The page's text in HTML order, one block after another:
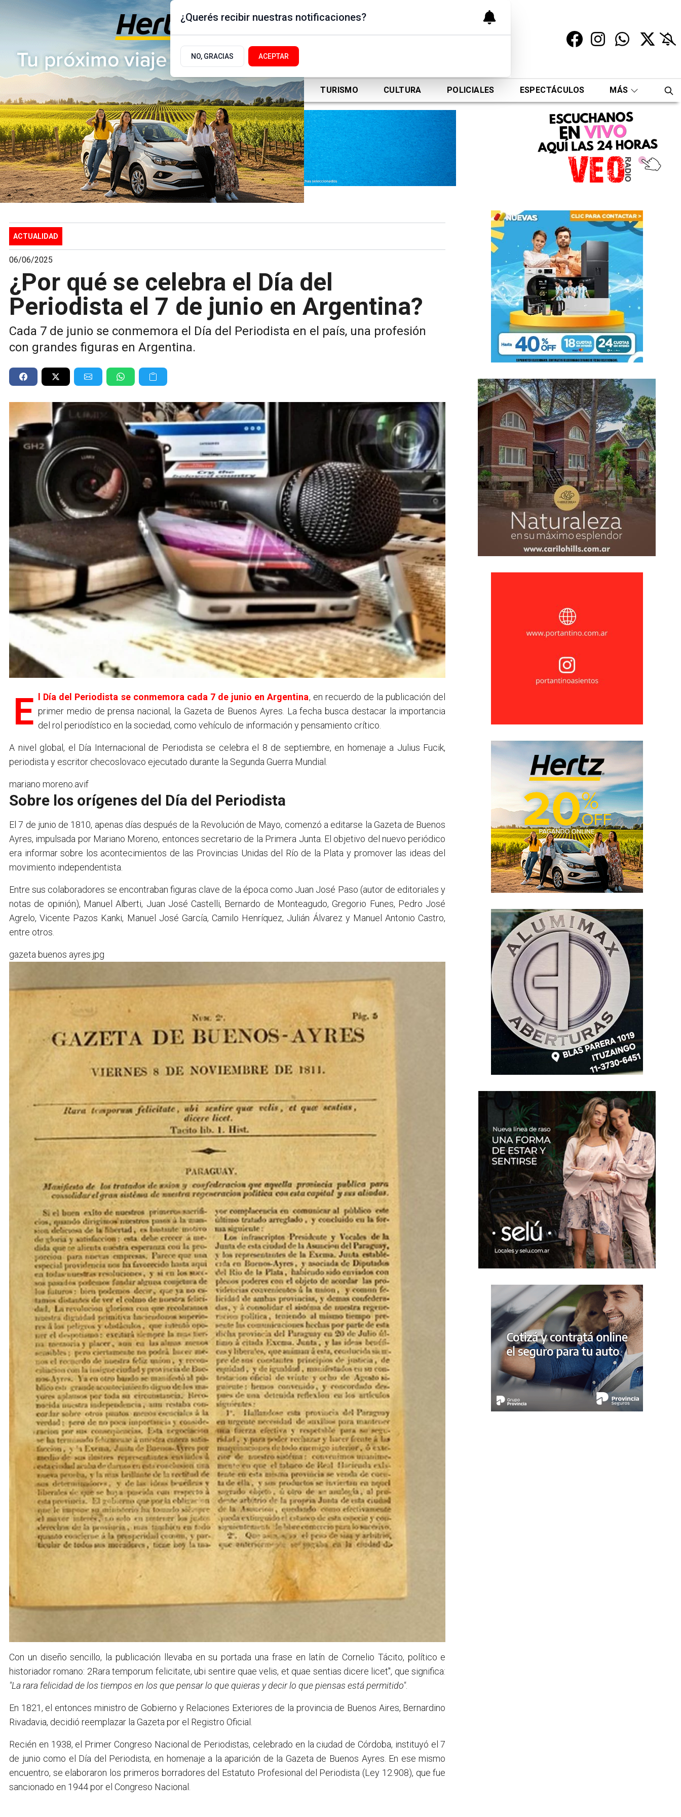
Viernes 7 de Agosto
de 2026
17.9ºc | Buenos Aires, AR
ACTUALIDAD POLÍTICA DEPORTES TURISMO CULTURA POLICIALES ESPECTÁCULOS MÁS
ACTUALIDAD
06/06/2025
¿Por qué se celebra el Día del
Periodista el 7 de junio en Argentina?
Cada 7 de junio se conmemora el Día del Periodista en el país, una profesión
con grandes figuras en Argentina.
El Día del Periodista se conmemora cada 7 de junio en Argentina, en recuerdo de la publicación del
primer medio de prensa nacional, la Gazeta de Buenos Ayres. La fecha busca destacar la importancia
del rol periodístico en la sociedad, como vehículo de información y pensamiento crítico.
A nivel global, el Día Internacional de Periodista se celebra el 8 de septiembre, en homenaje a Julius Fucik,
periodista y escritor checoslovaco ejecutado durante la Segunda Guerra Mundial.
mariano moreno.avif
Sobre los orígenes del Día del Periodista
El 7 de junio de 1810, apenas días después de la Revolución de Mayo, comenzó a editarse la Gazeta de Buenos
Ayres, impulsada por Mariano Moreno, entonces secretario de la Primera Junta. El objetivo del nuevo periódico
era informar sobre los acontecimientos de las Provincias Unidas del Río de la Plata y promover las ideas del
movimiento independentista.
Entre sus colaboradores se encontraban figuras clave de la época como Juan José Paso (autor de editoriales y
notas de opinión), Manuel Alberti, Juan José Castelli, Bernardo de Monteagudo, Gregorio Funes, Pedro José
Agrelo, Vicente Pazos Kanki, Manuel José García, Camilo Henríquez, Julián Álvarez y Manuel Antonio Castro,
entre otros.
gazeta buenos ayres.jpg
Con un diseño sencillo, la publicación llevaba en su portada una frase en latín de Cornelio Tácito, político e
historiador romano: 2Rara temporum felicitate, ubi sentire quae velis, et quae sentias dicere licet", que significa:
"La rara felicidad de los tiempos en los que pensar lo que quieras y decir lo que piensas está permitido".
En 1821, el entonces ministro de Gobierno y Relaciones Exteriores de la provincia de Buenos Aires, Bernardino
Rivadavia, decidió reemplazar la Gazeta por el Registro Oficial.
Recién en 1938, el Primer Congreso Nacional de Periodistas, celebrado en la ciudad de Córdoba, instituyó el 7
de junio como el Día del Periodista, en homenaje a la aparición de la Gazeta de Buenos Ayres. En ese mismo
encuentro, se elaboraron los primeros borradores del Estatuto Profesional del Periodista (Ley 12.908), que fue
sancionado en 1944 por el Congreso Nacional.
¿Querés recibir nuestras notificaciones?
NO, GRACIAS ACEPTAR